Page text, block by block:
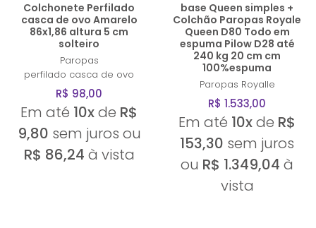
Colchonete Perfilado
casca de ovo Amarelo
86x1,86 altura 5 cm
solteiro
Paropas
perfilado casca de ovo
R$ 98,00
Em até 10xde R$
9,80 sem juros ou
R$ 86,24 à vista
base Queen simples +
Colchão Paropas Royale
Queen D80 Todo em
espuma Pilow D28 até
240 kg 20 cm cm
100%espuma
Paropas Royalle
R$ 1.533,00
Em até 10xde R$
153,30 sem juros
ou R$ 1.349,04 à
vista